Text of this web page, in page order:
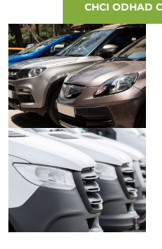
CHCI ODHAD